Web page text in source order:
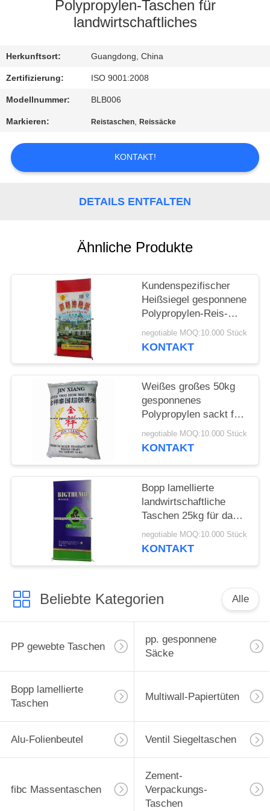
KONTAKT
REFERENZEN
SITEMAP
POLICY
Polypropylen-Taschen für
landwirtschaftliches
Herkunftsort: Guangdong, China
Zertifizierung: ISO 9001:2008
Modellnummer: BLB006
Markieren: Reistaschen,Reissäcke
KONTAKT!
DETAILS ENTFALTEN
Ähnliche Produkte
Kundenspezifischer
Heißsiegel gesponnene
Polypropylen-Reis-
Verpackentaschen,
negotiable MOQ:10.000 Stück
KONTAKT
Weißes großes 50kg
gesponnenes
Polypropylen sackt für
verpackende Reis-
Taschen 50 x 84 cm
negotiable MOQ:10.000 Stück
KONTAKT
Bopp lamellierte
landwirtschaftliche
Taschen 25kg für das
Verpacken des
klebrigen Reises mit
negotiable MOQ:10.000 Stück
KONTAKT
Beliebte Kategorien Alle
PP gewebte Taschen
pp. gesponnene
Säcke
Bopp lamellierte
Taschen
Multiwall-Papiertüten
Alu-Folienbeutel Ventil Siegeltaschen
fibc Massentaschen
Zement-
Verpackungs-
Taschen